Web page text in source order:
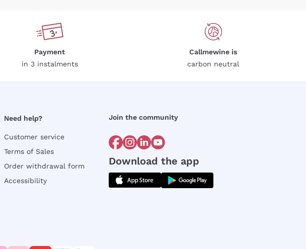
Payment
in 3 instalments
Callmewine is
carbon neutral
Need help?
Customer service
Terms of Sales
Order withdrawal form
Accessibility
Join the community
Download the app